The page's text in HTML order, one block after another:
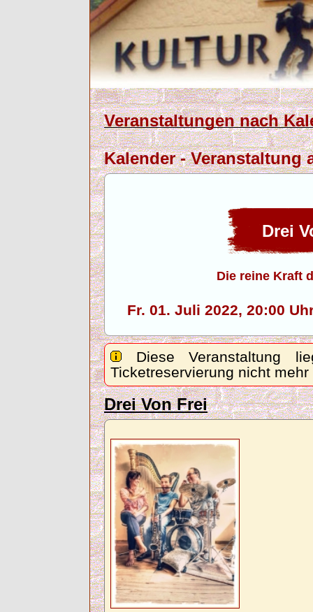
Veranstaltungen nach
Kalender - Veranstaltung
Drei
Die reine Kraft
Fr. 01. Juli 2022, 20:00
Diese Veranstaltung
Ticketreservierung nicht
Drei Von Frei